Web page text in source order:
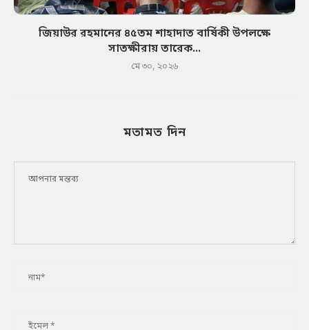
জিয়াউর রহমানের ৪৫তম শাহাদাত বার্ষিকী উপলক্ষে
সাতক্ষীরায় তারেক...
মে ৩০, ২০২৬
মতামত দিন